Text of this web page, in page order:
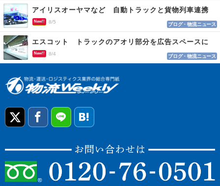
アイリスオーヤマなど 自動トラックと貨物列車連携
New!! 8/5 ブログ・物流ニュース
エスコット トラックのアオリ部分を広告スペースに
New!! 8/4 ブログ・物流ニュース